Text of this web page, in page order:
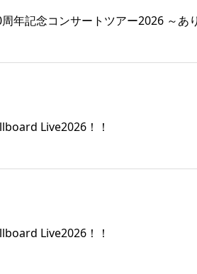
記念コンサートツアー2026 ～あ
Live2026！！
Live2026！！